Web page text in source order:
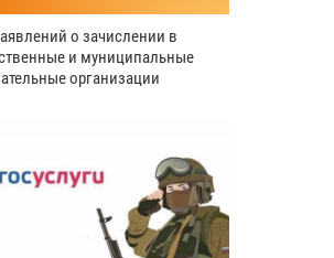
о зачислении в
и муниципальные
организации